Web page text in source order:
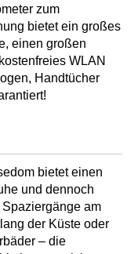
zum
bietet ein großes
einen großen
WLAN
Handtücher
bietet einen
und dennoch
am
der Küste oder
– die